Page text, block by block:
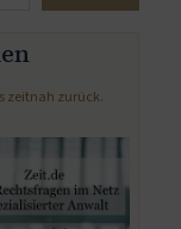
zeitnah zurück.